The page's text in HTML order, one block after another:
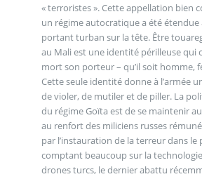
« terroristes ». Cette appellation bien
un régime autocratique a été étendue
portant turban sur la tête. Être
au Mali est une identité périlleuse qui
mort son porteur – qu’il soit homme,
Cette seule identité donne à l’armée
de violer, de mutiler et de piller. La
du régime Goïta est de se maintenir
au renfort des miliciens russes
par l’instauration de la terreur dans le
comptant beaucoup sur la
drones turcs, le dernier abattu